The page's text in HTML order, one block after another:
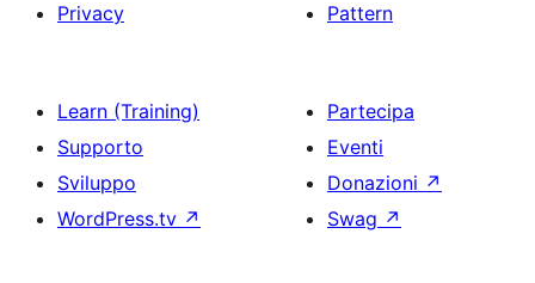
Privacy
Pattern
Learn (Training)
Supporto
Sviluppo
WordPress.tv ↗
Partecipa
Eventi
Donazioni ↗
Swag ↗